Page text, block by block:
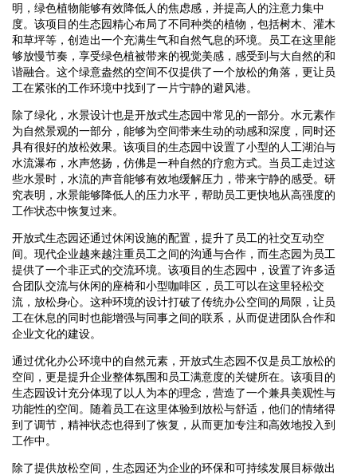
明，绿色植物能够有效降低人的焦虑感，并提高人的注意力集中
度。该项目的生态园精心布局了不同种类的植物，包括树木、灌木
和草坪等，创造出一个充满生气和自然气息的环境。员工在这里能
够放慢节奏，享受绿色植被带来的视觉美感，感受到与大自然的和
谐融合。这个绿意盎然的空间不仅提供了一个放松的角落，更让员
工在紧张的工作环境中找到了一片宁静的避风港。
除了绿化，水景设计也是开放式生态园中常见的一部分。水元素作
为自然景观的一部分，能够为空间带来生动的动感和深度，同时还
具有很好的放松效果。该项目的生态园中设置了小型的人工湖泊与
水流瀑布，水声悠扬，仿佛是一种自然的疗愈方式。当员工走过这
些水景时，水流的声音能够有效地缓解压力，带来宁静的感受。研
究表明，水景能够降低人的压力水平，帮助员工更快地从高强度的
工作状态中恢复过来。
开放式生态园还通过休闲设施的配置，提升了员工的社交互动空
间。现代企业越来越注重员工之间的沟通与合作，而生态园为员工
提供了一个非正式的交流环境。该项目的生态园中，设置了许多适
合团队交流与休闲的座椅和小型咖啡区，员工可以在这里轻松交
流，放松身心。这种环境的设计打破了传统办公空间的局限，让员
工在休息的同时也能增强与同事之间的联系，从而促进团队合作和
企业文化的建设。
通过优化办公环境中的自然元素，开放式生态园不仅是员工放松的
空间，更是提升企业整体氛围和员工满意度的关键所在。该项目的
生态园设计充分体现了以人为本的理念，营造了一个兼具美观性与
功能性的空间。随着员工在这里体验到放松与舒适，他们的情绪得
到了调节，精神状态也得到了恢复，从而更加专注和高效地投入到
工作中。
除了提供放松空间，生态园还为企业的环保和可持续发展目标做出